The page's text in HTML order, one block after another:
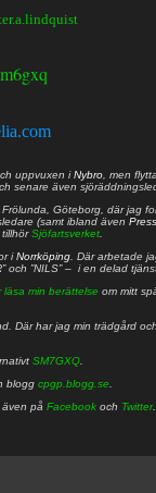
uppvuxen iNybro , men
senare även
Göteborg, där jag
(samt ibland även
tillhörSjöfartsverket
iNorrköping . Där arbetade
och ”NILS” – i en delad
läsa min berättelse om mitt
Där har jag min trädgård
SM7GXQ
blogg cpgp.blogg.se
på Facebook och Twitter.